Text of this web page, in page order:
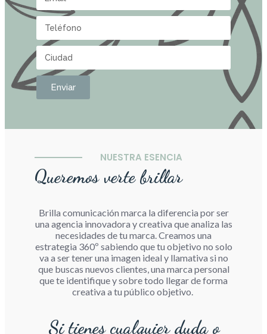
Enviar
NUESTRA ESENCIA
Queremos verte brillar
Brilla comunicación marca la diferencia por ser
una agencia innovadora y creativa que analiza las
necesidades de tu marca. Creamos una
estrategia 360º sabiendo que tu objetivo no solo
va a ser tener una imagen ideal y llamativa si no
que buscas nuevos clientes, una marca personal
que te identifique y sobre todo llegar de forma
creativa a tu público objetivo.
Si tienes cualquier duda o